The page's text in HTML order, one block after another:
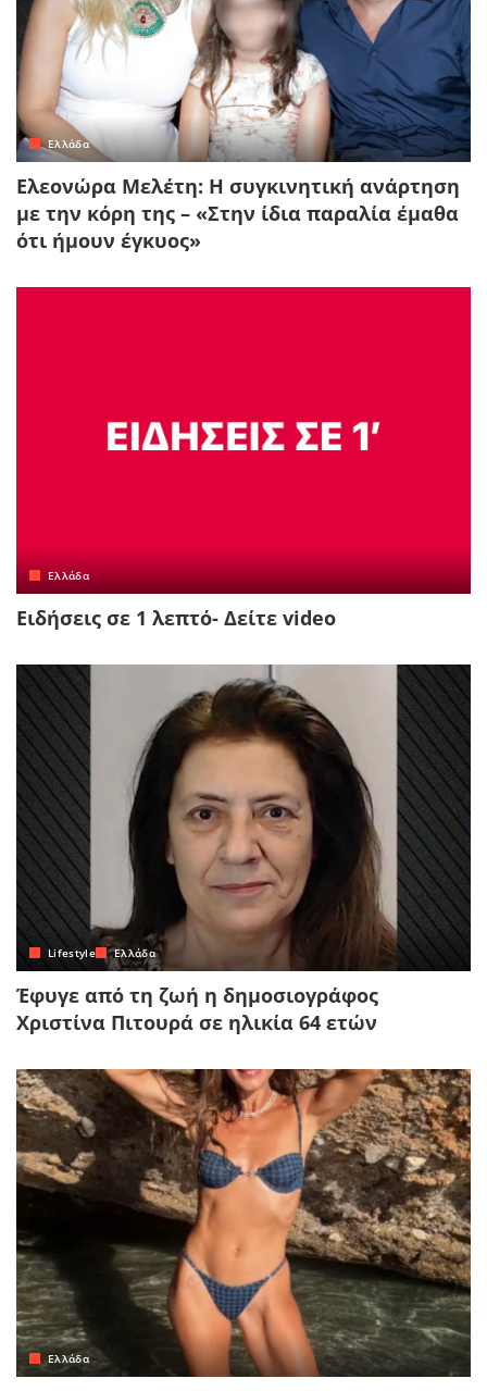
Ελλάδα
Ελεονώρα Μελέτη: Η συγκινητική ανάρτηση
με την κόρη της – «Στην ίδια παραλία έμαθα
ότι ήμουν έγκυος»
Ελλάδα
Ειδήσεις σε 1 λεπτό- Δείτε video
Lifestyle Ελλάδα
Έφυγε από τη ζωή η δημοσιογράφος
Χριστίνα Πιτουρά σε ηλικία 64 ετών
Ελλάδα